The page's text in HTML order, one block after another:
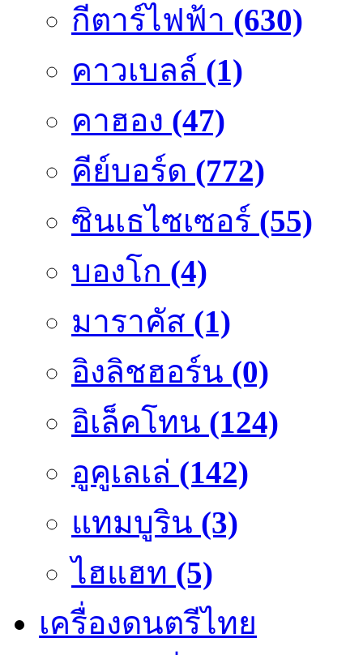
กีตาร์ไฟฟ้า (630)
คาวเบลล์ (1)
คาฮอง (47)
คีย์บอร์ด (772)
ซินเธไซเซอร์ (55)
บองโก (4)
มาราคัส (1)
อิงลิชฮอร์น (0)
อิเล็คโทน (124)
อูคูเลเล่ (142)
แทมบูริน (3)
ไฮแฮท (5)
เครื่องดนตรีไทย